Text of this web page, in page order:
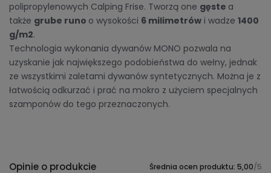
polipropylenowych Calping Frise. Tworzą one gęste a
także grube runo o wysokości 6 milimetrów i wadze 1400
g/m2.
Technologia wykonania dywanów MONO pozwala na
uzyskanie jak największego podobieństwa do wełny, jednak
ze wszystkimi zaletami dywanów syntetycznych. Można je z
łatwością odkurzać i prać na mokro z użyciem specjalnych
szamponów do tego przeznaczonych.
Opinie o produkcie Średnia ocen produktu: 5,00/5